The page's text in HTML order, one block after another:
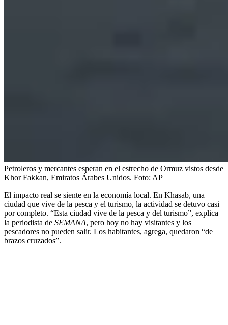
Petroleros y mercantes esperan en el estrecho de Ormuz vistos desde
Khor Fakkan, Emiratos Árabes Unidos. Foto: AP
El impacto real se siente en la economía local. En Khasab, una
ciudad que vive de la pesca y el turismo, la actividad se detuvo casi
por completo. “Esta ciudad vive de la pesca y del turismo”, explica
la periodista de SEMANA, pero hoy no hay visitantes y los
pescadores no pueden salir. Los habitantes, agrega, quedaron “de
brazos cruzados”.